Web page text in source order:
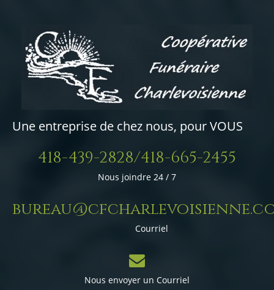
Une entreprise de chez nous, pour VOUS
418-439-2828/418-665-2455
Nous joindre 24 / 7
Courriel
Nous envoyer un Courriel